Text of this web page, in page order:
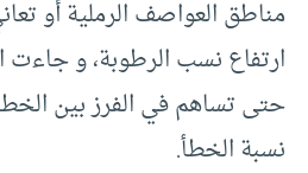
مناطق العواصف الرملية أو
ارتفاع نسب الرطوبة، و جاءت
حتى تساهم في الفرز بين
نسبة الخطأ.